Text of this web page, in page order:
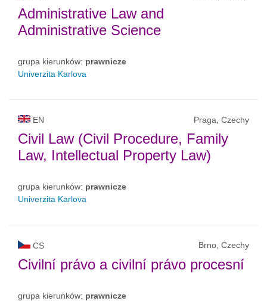
Administrative Law and
Administrative Science
grupa kierunków: prawnicze
Univerzita Karlova
EN Praga, Czechy
Civil Law (Civil Procedure, Family
Law, Intellectual Property Law)
grupa kierunków: prawnicze
Univerzita Karlova
CS Brno, Czechy
Civilní právo a civilní právo procesní
grupa kierunków: prawnicze